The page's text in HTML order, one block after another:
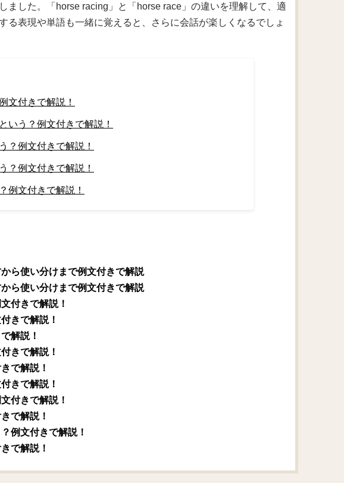
ました。「horse racing」と「horse race」の違いを理解して、適
る表現や単語も一緒に覚えると、さらに会話が楽しくなるでしょ
文付きで解説！
いう？例文付きで解説！
？例文付きで解説！
？例文付きで解説！
例文付きで解説！
ら使い分けまで例文付きで解説
ら使い分けまで例文付きで解説
付きで解説！
きで解説！
解説！
きで解説！
で解説！
きで解説！
付きで解説！
で解説！
例文付きで解説！
で解説！